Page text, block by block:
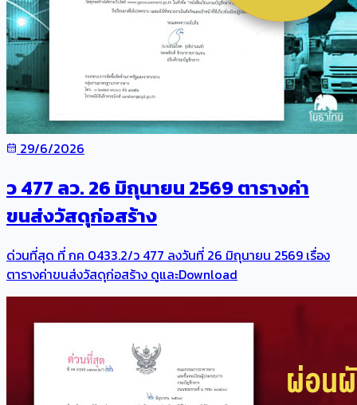
29/6/2026
ว 477 ลว. 26 มิถุนายน 2569 ตารางค่า
ขนส่งวัสดุก่อสร้าง
ด่วนที่สุด ที่ กค 0433.2/ว 477 ลงวันที่ 26 มิถุนายน 2569 เรื่อง
ตารางค่าขนส่งวัสดุก่อสร้าง ดูและDownload